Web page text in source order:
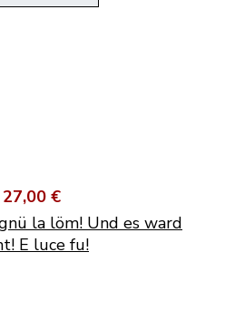
27,00 €
la löm! Und es ward
E luce fu!